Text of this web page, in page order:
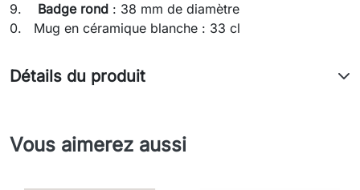
9. Badge rond : 38 mm de diamètre
0. Mug en céramique blanche : 33 cl
Détails du produit
Vous aimerez aussi